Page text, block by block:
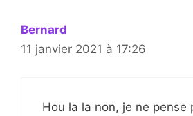
Bernard
11 janvier 2021 à 17:26
Hou la la non, je ne pense